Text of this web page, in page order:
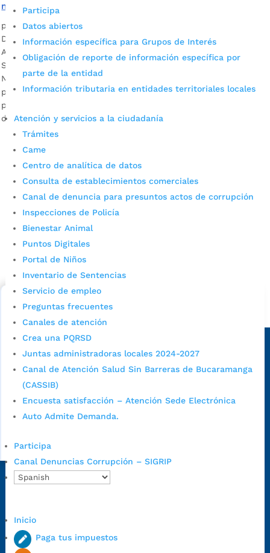
Participa
Datos abiertos
Información específica para Grupos de Interés
Obligación de reporte de información específica por
parte de la entidad
Información tributaria en entidades territoriales locales
Atención y servicios a la ciudadanía
Trámites
Came
Centro de analítica de datos
Consulta de establecimientos comerciales
Canal de denuncia para presuntos actos de corrupción
Inspecciones de Policía
Bienestar Animal
Puntos Digitales
Portal de Niños
Inventario de Sentencias
Servicio de empleo
Preguntas frecuentes
Canales de atención
Crea una PQRSD
Juntas administradoras locales 2024-2027
Canal de Atención Salud Sin Barreras de Bucaramanga
(CASSIB)
Encuesta satisfacción – Atención Sede Electrónica
Auto Admite Demanda.
Participa
Canal Denuncias Corrupción – SIGRIP
Inicio
Paga tus impuestos
mineros
por Alcaldía de Bucaramanga
Descargar audio: Carlos Sotomonte, asesor Ambiental de la
Alcaldía de Bucaramanga. La defensa del Páramo de
Santurbán no para con la decisión tomada por la Agencia
Nacional de Licencias Ambientales, ANLA, de archivar el
proceso de licenciamiento ambiental solicitada por Minesa
para explotar este ecosistema de alta montaña. La Alcaldía
de Bucaramanga continuará su incansable […]
Cupos Escolares Bucaramanga 2022
Consulta aqui los pasos para inscribirse y solicitar un
cupo escolar en los colegios oficiales de
Alcaldía de Bucaramanga
Sede principal
Dirección Fase I:Calle 35 # 10-43, Bucaramanga, Santander,
Colombia
Código Postal: